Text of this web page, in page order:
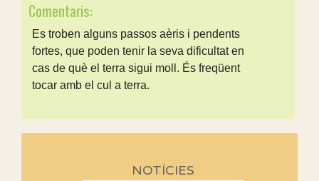
Comentaris:
Es troben alguns passos aèris i pendents
fortes, que poden tenir la seva dificultat en
cas de què el terra sigui moll. És freqüent
tocar amb el cul a terra.
NOTÍCIES